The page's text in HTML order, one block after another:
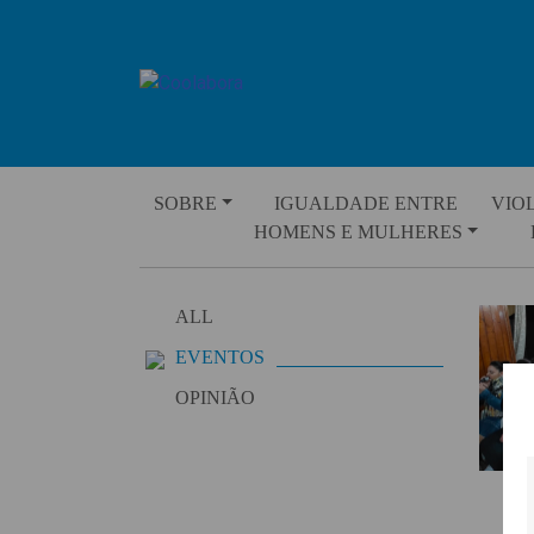
SOBRE
IGUALDADE ENTRE
HOMENS E MULHERES
ALL
EVENTOS
OPINIÃO